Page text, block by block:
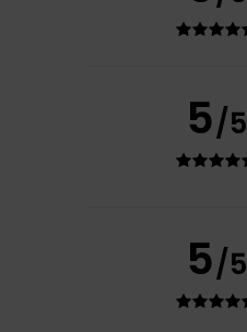
5/5
5/5